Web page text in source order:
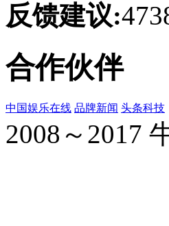
反馈建议:
合作伙伴
中国娱乐在线 品牌新闻 头条科技
2008～2017